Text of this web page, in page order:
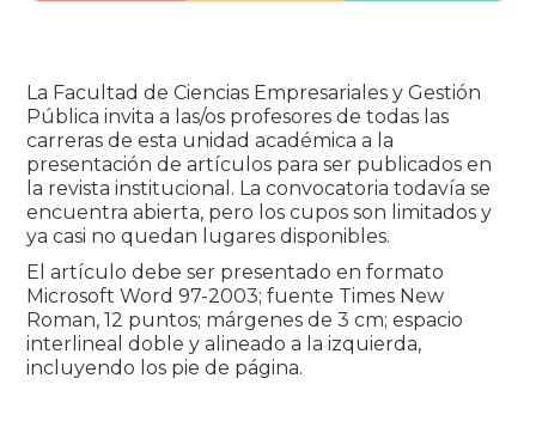
La Facultad de Ciencias Empresariales y Gestión
Pública invita a las/os profesores de todas las
carreras de esta unidad académica a la
presentación de artículos para ser publicados en
la revista institucional. La convocatoria todavía se
encuentra abierta, pero los cupos son limitados y
ya casi no quedan lugares disponibles.
El artículo debe ser presentado en formato
Microsoft Word 97-2003; fuente Times New
Roman, 12 puntos; márgenes de 3 cm; espacio
interlineal doble y alineado a la izquierda,
incluyendo los pie de página.